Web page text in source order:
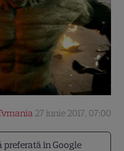
în Google
27 iunie 2017, 07:00